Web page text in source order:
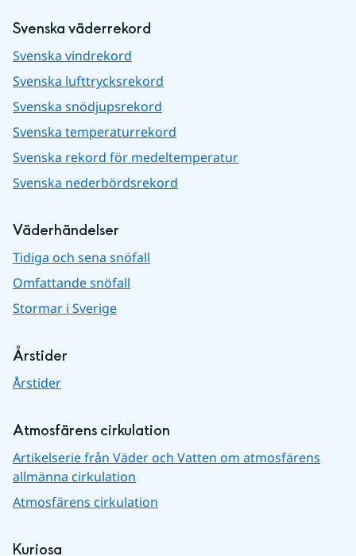
Svenska väderrekord
Svenska vindrekord
Svenska lufttrycksrekord
Svenska snödjupsrekord
Svenska temperaturrekord
Svenska rekord för medeltemperatur
Svenska nederbördsrekord
Väderhändelser
Tidiga och sena snöfall
Omfattande snöfall
Stormar i Sverige
Årstider
Årstider
Atmosfärens cirkulation
Artikelserie från Väder och Vatten om atmosfärens
allmänna cirkulation
Atmosfärens cirkulation
Kuriosa